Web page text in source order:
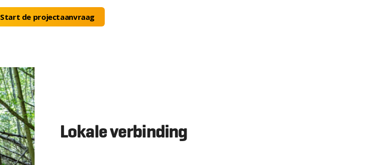
Start de projectaanvraag
Lokale verbinding